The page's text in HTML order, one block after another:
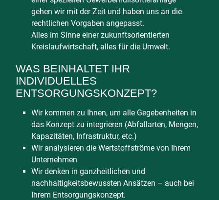
gehen wir mit der Zeit und haben uns an die
rechtlichen Vorgaben angepasst.
Alles im Sinne einer zukunftsorientierten
Kreislaufwirtschaft, alles für die Umwelt.
WAS BEINHALTET IHR
INDIVIDUELLES
ENTSORGUNGSKONZEPT?
Wir kommen zu Ihnen, um alle Gegebenheiten in
das Konzept zu integrieren (Abfallarten, Mengen,
Kapazitäten, Infrastruktur, etc.)
Wir analysieren die Wertstoffströme von Ihrem
Unternehmen
Wir denken in ganzheitlichen und
nachhaltigkeitsbewussten Ansätzen – auch bei
Ihrem Entsorgungskonzept.